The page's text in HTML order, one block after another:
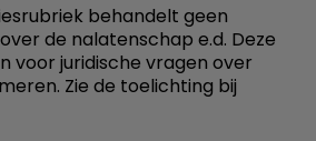
behandelt geen
de nalatenschap e.d. Deze
voor juridische vragen over
Zie de toelichting bij